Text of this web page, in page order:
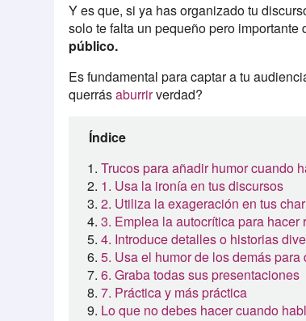
Y es que, si ya has organizado tu
solo te falta un pequeño pero
público.
Es fundamental para captar a tu
querrásaburrirverdad?
Índice
Trucos para añadir humor cuando
1. Usa la ironía en tus discursos
2. Utiliza la exageración en tus
3. Emplea la autocrítica para hacer
4. Introduce detalles o historias
5. Usa el humor de los demás
6. Graba todas sus presentaciones
7. Práctica y más práctica
Lo que no debes hacer cuando